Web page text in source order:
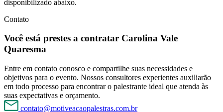
disponibilizado abaixo.
Contato
Você está prestes a contratar Carolina Vale
Quaresma
Entre em contato conosco e compartilhe suas necessidades e
objetivos para o evento. Nossos consultores experientes auxiliarão
em todo processo para encontrar o palestrante ideal que atenda às
suas expectativas e orçamento.
contato@motiveacaopalestras.com.br